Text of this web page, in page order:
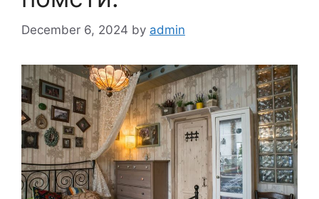
December 6, 2024 by admin